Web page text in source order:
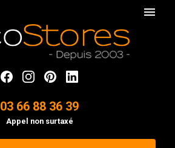
menu
03 66 88 36 39
Appel non surtaxé